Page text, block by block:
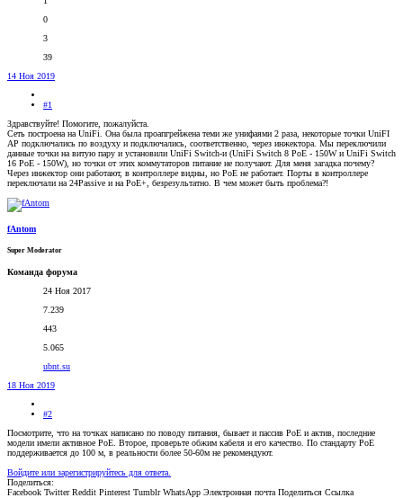
0
3
39
14 Ноя 2019
#1
Здравствуйте! Помогите, пожалуйста.
Сеть построена на UniFi. Она была проапгрейжена теми же унифаями 2 раза, некоторые точки UniFI
AP подключались по воздуху и подключались, соответственно, через инжектора. Мы переключили
данные точки на витую пару и установили UniFi Switch-и (UniFi Switch 8 PoE - 150W и UniFi Switch
16 PoE - 150W), но точки от этих коммутаторов питание не получают. Для меня загадка почему?
Через инжектор они работают, в контроллере видны, но PoE не работает. Порты в контроллере
переключали на 24Passive и на PoE+, безрезультатно. В чем может быть проблема?!
fAntom
Super Moderator
Команда форума
24 Ноя 2017
7.239
443
5.065
ubnt.su
18 Ноя 2019
#2
Посмотрите, что на точках написано по поводу питания, бывает и пассив PoE и актив, последние
модели имели активное PoE. Второе, проверьте обжим кабеля и его качество. По стандарту PoE
поддерживается до 100 м, в реальности более 50-60м не рекомендуют.
Войдите или зарегистрируйтесь для ответа.
Поделиться:
Facebook Twitter Reddit Pinterest Tumblr WhatsApp Электронная почта Поделиться Ссылка